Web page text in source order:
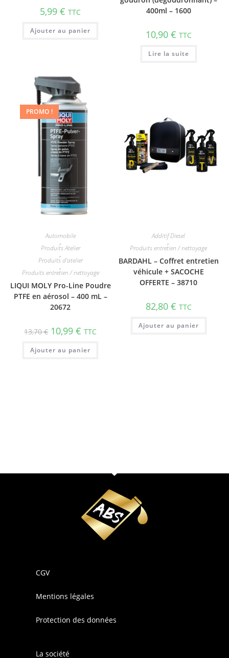
5,99€ TTC
Ajouter au panier
400ml – 1600
10,90 € TTC
Lire la suite
PROMO !
Automobile
,
Produits Atelier
,
Produits d'atelier
,
Produits entretien / nettoyage
LIQUI MOLY Pro-Line Poudre
PTFE en aérosol – 400 mL –
20672
13,70€ 10,99€ TTC
Ajouter au panier
Additif Diesel
,
Produits entretien / nettoyage
BARDAHL – Coffret entretien
véhicule + SACOCHE
OFFERTE – 38710
82,80 € TTC
Ajouter au panier
CGV
Mentions légales
Protection des données
La société